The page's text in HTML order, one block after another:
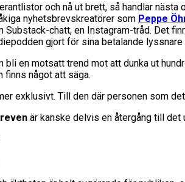
och nå ut brett, så handlar
nyhetsbrevskreatörer som Peppe
Substack-chatt, en Instagram-tråd. Det
gjort för sina betalande
en motsatt trend mot att dunka ut
finns något att säga.
exklusivt. Till den där personen som
är kanske delvis en återgång till det